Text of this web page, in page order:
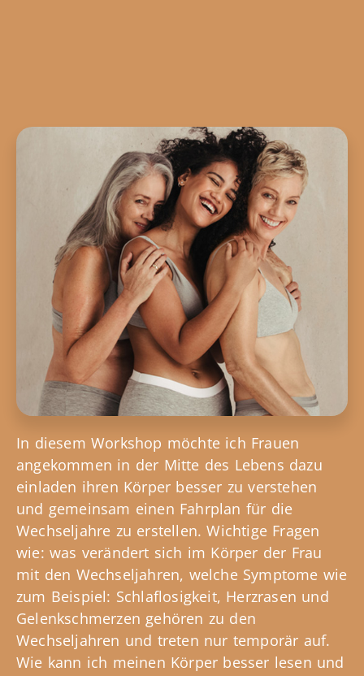
In diesem Workshop möchte ich Frauen
angekommen in der Mitte des Lebens dazu
einladen ihren Körper besser zu verstehen
und gemeinsam einen Fahrplan für die
Wechseljahre zu erstellen. Wichtige Fragen
wie: was verändert sich im Körper der Frau
mit den Wechseljahren, welche Symptome wie
zum Beispiel: Schlaflosigkeit, Herzrasen und
Gelenkschmerzen gehören zu den
Wechseljahren und treten nur temporär auf.
Wie kann ich meinen Körper besser lesen und